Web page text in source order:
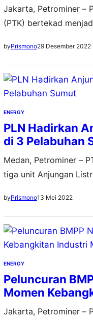
Jakarta, Petrominer –
(PTK) bertekad
usaha perusahaan PT
kuat menyusul
usahanya, yakni
memiliki fokus bisnis
Ship Management, dan
byPrismono29 Desember 2022
ENERGY
PLN Hadirkan
di 3 Pelabuhan
Medan, Petrominer –
tiga unit Anjungan
di Sumatera Utara.
kawasan pariwisata
Pelabuhan Tigaras
(Medan). General
Sumatera Utara (UIW
menjelaskan bahwa
byPrismono13 Mei 2022
ENERGY
Peluncuran
Momen
Jakarta, Petrominer –